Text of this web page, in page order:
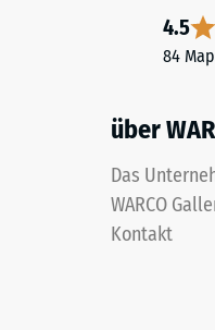
Gelbwertigkeit,
lebendige,
Note
verleiht.
4.5
84
über
Das
WARCO
Kontakt